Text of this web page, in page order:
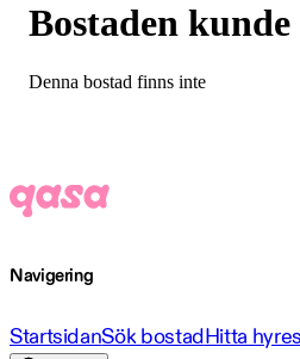
Bostaden
Denna bostad finns inte
Navigering
StartsidanSök bostadHitta